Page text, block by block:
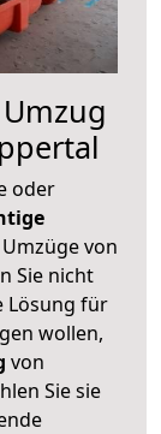
oder
von
Sie nicht
Lösung für
wollen,
von
Sie sie